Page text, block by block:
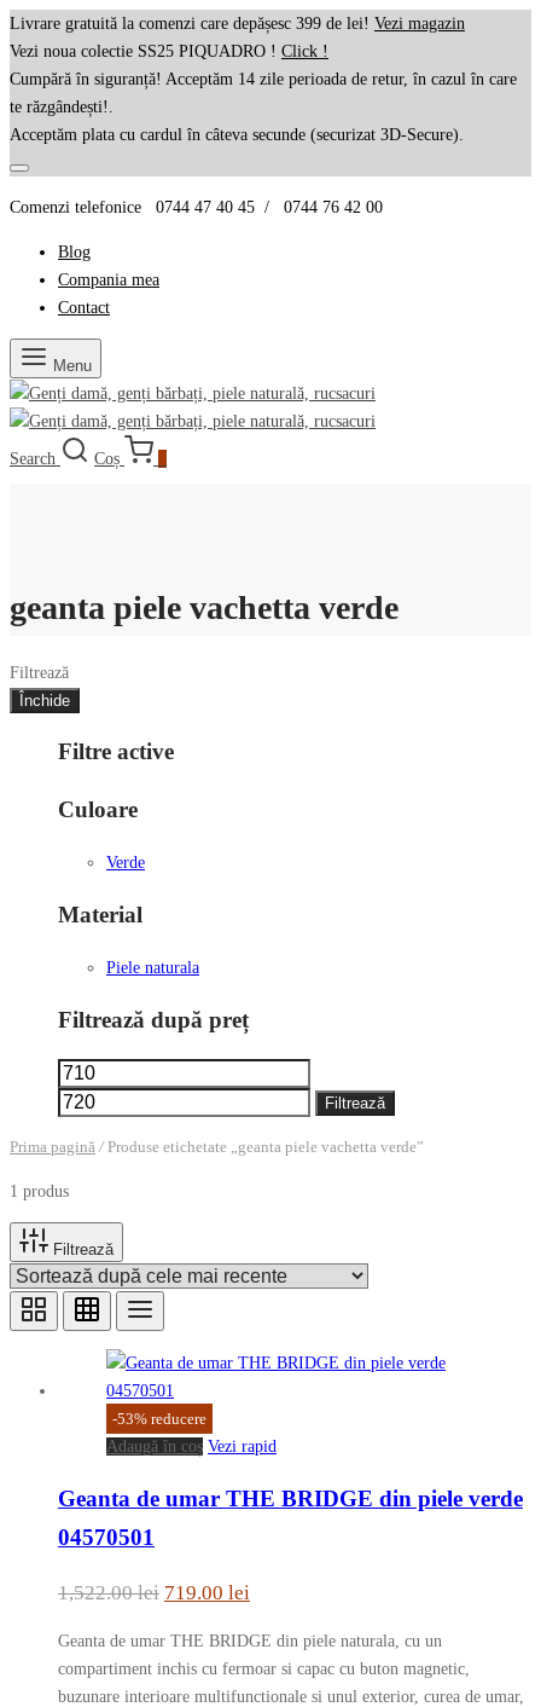
Livrare gratuită la comenzi care depășesc 399 de lei! Vezi magazin
Vezi noua colectie SS25 PIQUADRO ! Click !
Cumpără în siguranță! Acceptăm 14 zile perioada de retur, în cazul în care
te răzgândești!.
Acceptăm plata cu cardul în câteva secunde (securizat 3D-Secure).
Comenzi telefonice 0744 47 40 45 / 0744 76 42 00
Blog
Compania mea
Contact
Menu
Search Coș
geanta piele vachetta verde
Filtrează
Închide
Filtre active
Culoare
Verde
Material
Piele naturala
Filtrează după preț
Preț
minim
maxim
Filtrează
Prima pagină /Produse etichetate „geanta piele vachetta verde”
1 produs
Filtrează
-53% reducere
Adaugă în coș Vezi rapid
Geanta de umar THE BRIDGE din piele verde
04570501
1,522.00lei Prețul
fost:
719.00 lei
719.00 lei.
Geanta de umar THE BRIDGE din piele naturala, cu un
compartiment inchis cu fermoar si capac cu buton magnetic,
buzunare interioare multifunctionale si unul exterior, curea de umar,